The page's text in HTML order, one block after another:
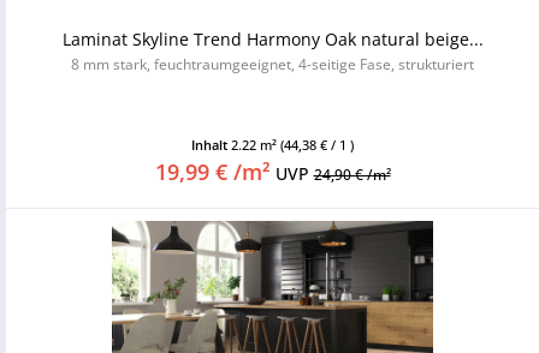
Laminat Skyline Trend Harmony Oak natural beige...
8 mm stark, feuchtraumgeeignet, 4-seitige Fase, strukturiert
Inhalt 2.22 m² (44,38 € / 1 )
19,99 € /m² UVP24,90 € /m²